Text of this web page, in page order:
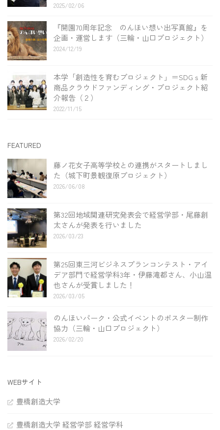
2025/02/06
『開園70周年記念 のんほい想い出写真館』を
企画・運営します（三輪・山口プロジェクト）
2024/12/19
本学「創造性を育むプロジェクト」＝SDGｓ新
商品クラウドファンディング・プロジェクト紹
介報告（２）
2022/11/15
FEATURED
藤ノ花女子高等学校との連携がスタートしまし
た（城下町景観復原プロジェクト）
2026/06/08
第32回地域関連研究発表会で経営学部・尾藤創
太さんが発表を行いました
2026/03/23
第25回東三河ビジネスプランコンテスト・アイ
デア部門で経営学科3年・伊藤滝都さん、小山温
也さんが受賞しました！
2026/03/05
のんほいパーク・公式イベントのポスター制作
協力（三輪・山口プロジェクト）
2026/02/20
WEBサイト
豊橋創造大学
豊橋創造大学 経営学部 経営学科